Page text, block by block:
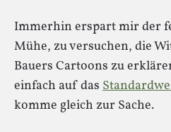
Immerhin erspart mir der
Mühe, zu versuchen, die
Bauers Cartoons zu
einfach auf das
komme gleich zur Sache.